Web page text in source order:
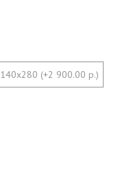
140х280 (+2 900.00 р.)